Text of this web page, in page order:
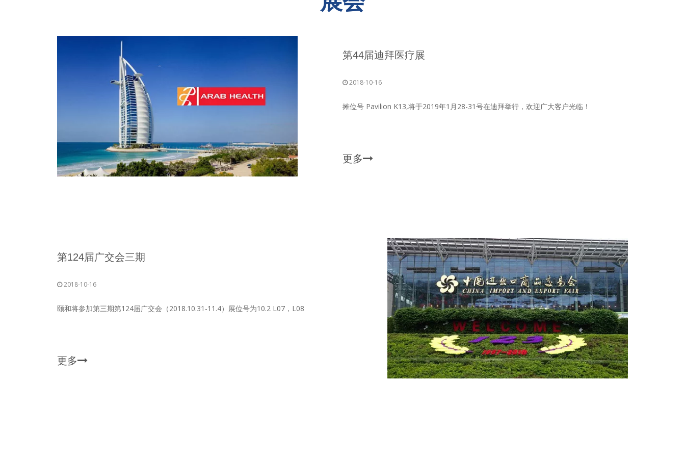
第44届迪拜医疗展
2018-10-16
摊位号 Pavilion K13,将于2019年1月28-31号在迪拜举行，欢迎广大客户光临！
更多
第124届广交会三期
2018-10-16
颐和将参加第三期第124届广交会（2018.10.31-11.4）展位号为10.2 L07，L08
更多